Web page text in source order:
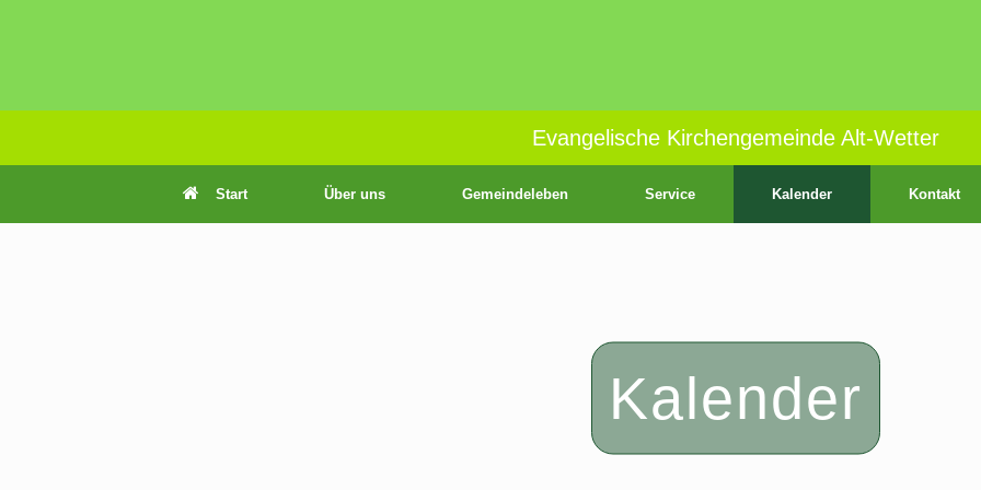
Evangelische Kirchengemeinde Alt-Wetter
Start Über uns Gemeindeleben Service Kalender Kontakt
Kalender